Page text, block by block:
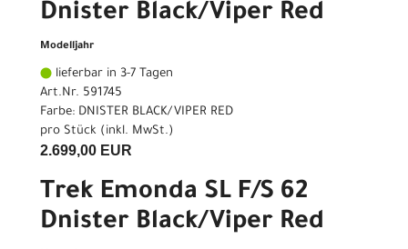
Dnister Black/Viper Red
Modelljahr
lieferbar in 3-7 Tagen
Art.Nr. 591745
Farbe: DNISTER BLACK/VIPER RED
pro Stück (inkl. MwSt.)
2.699,00 EUR
Trek Emonda SL F/S 62
Dnister Black/Viper Red